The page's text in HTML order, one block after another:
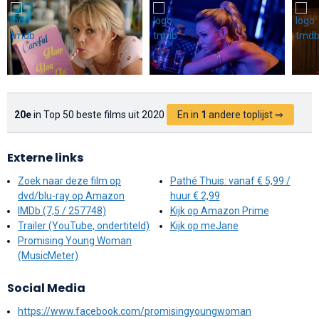
20ein Top 50 beste films uit 2020 En in 1 andere toplijst ⇒
Externe links
Zoek naar deze film op
dvd/blu-ray op Amazon
IMDb (7,5 / 257748)
Trailer (YouTube, ondertiteld)
Promising Young Woman
(MusicMeter)
Pathé Thuis: vanaf € 5,99 /
huur € 2,99
Kijk op Amazon Prime
Kijk op meJane
Social Media
https://www.facebook.com/promisingyoungwoman